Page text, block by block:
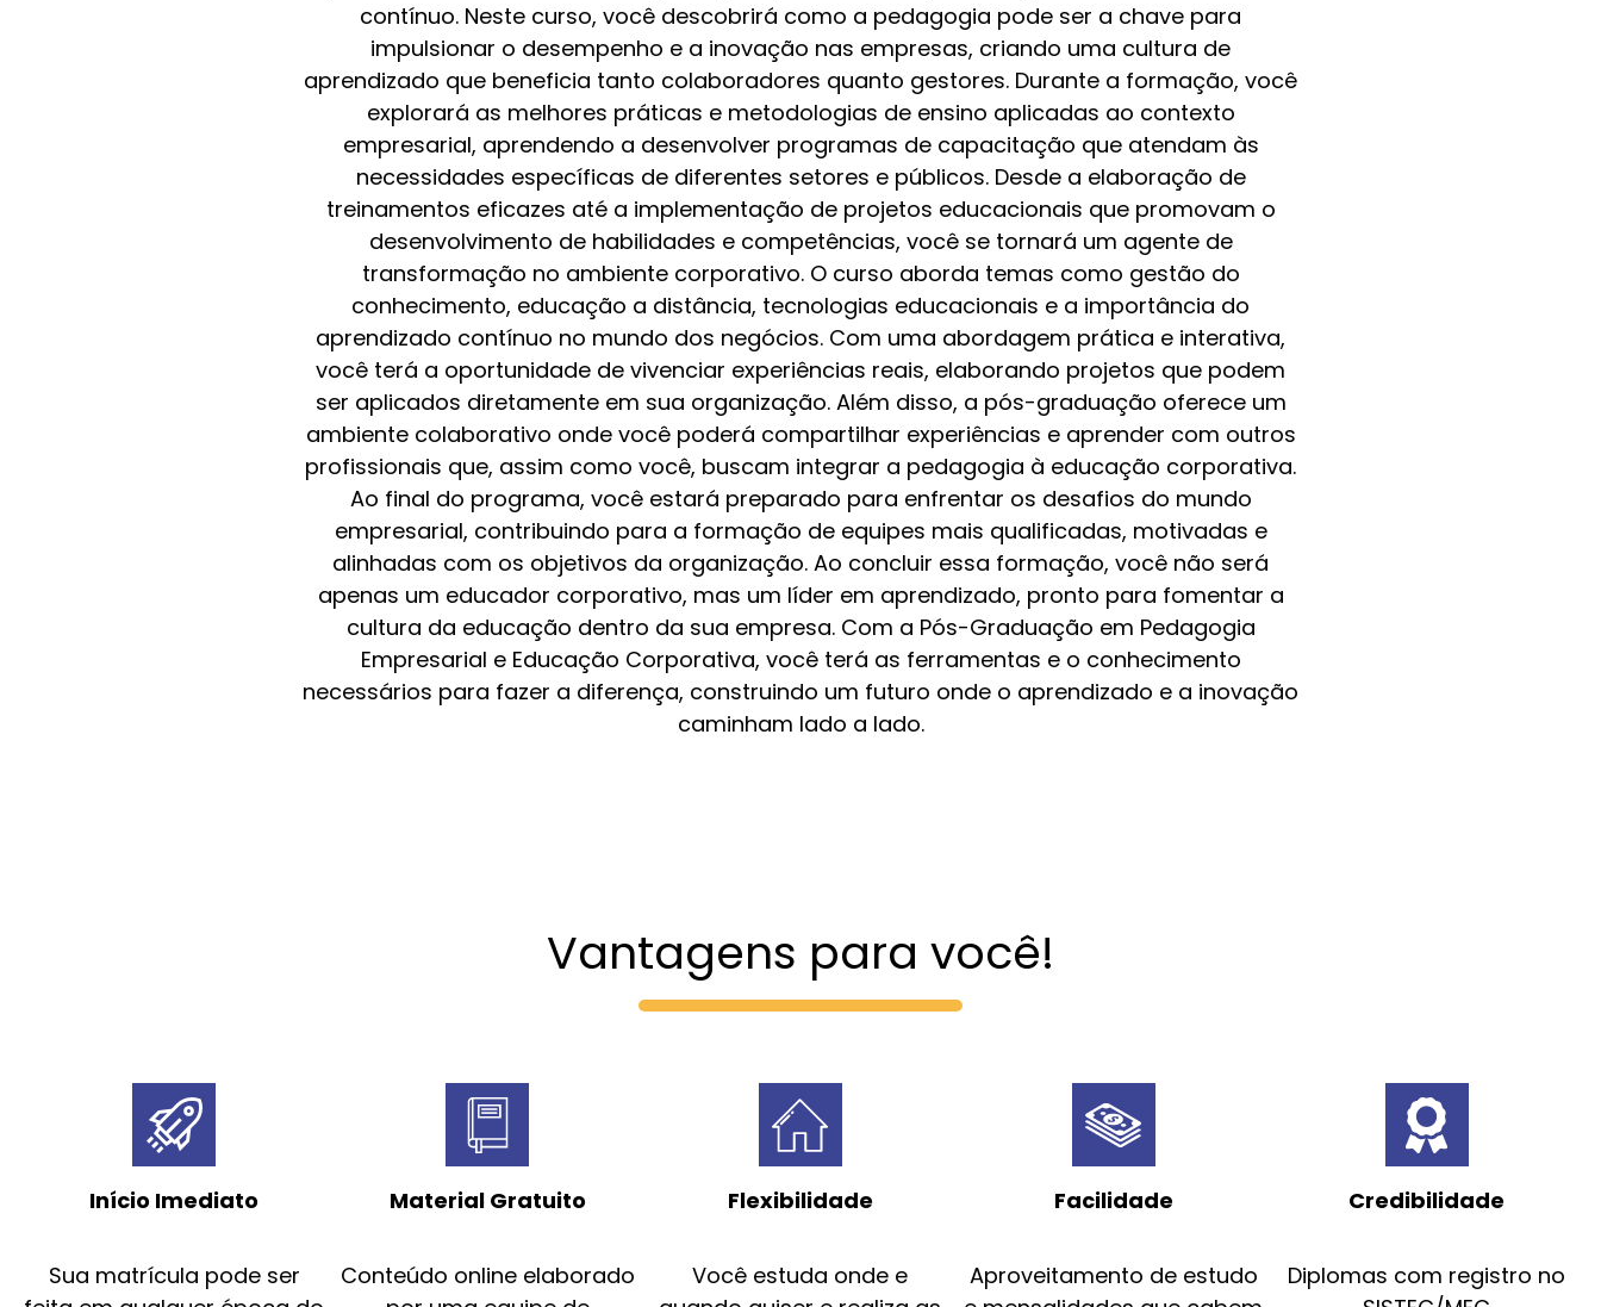
contínuo. Neste curso, você descobrirá como a pedagogia pode ser a chave para
impulsionar o desempenho e a inovação nas empresas, criando uma cultura de
aprendizado que beneficia tanto colaboradores quanto gestores. Durante a formação, você
explorará as melhores práticas e metodologias de ensino aplicadas ao contexto
empresarial, aprendendo a desenvolver programas de capacitação que atendam às
necessidades específicas de diferentes setores e públicos. Desde a elaboração de
treinamentos eficazes até a implementação de projetos educacionais que promovam o
desenvolvimento de habilidades e competências, você se tornará um agente de
transformação no ambiente corporativo. O curso aborda temas como gestão do
conhecimento, educação a distância, tecnologias educacionais e a importância do
aprendizado contínuo no mundo dos negócios. Com uma abordagem prática e interativa,
você terá a oportunidade de vivenciar experiências reais, elaborando projetos que podem
ser aplicados diretamente em sua organização. Além disso, a pós-graduação oferece um
ambiente colaborativo onde você poderá compartilhar experiências e aprender com outros
profissionais que, assim como você, buscam integrar a pedagogia à educação corporativa.
Ao final do programa, você estará preparado para enfrentar os desafios do mundo
empresarial, contribuindo para a formação de equipes mais qualificadas, motivadas e
alinhadas com os objetivos da organização. Ao concluir essa formação, você não será
apenas um educador corporativo, mas um líder em aprendizado, pronto para fomentar a
cultura da educação dentro da sua empresa. Com a Pós-Graduação em Pedagogia
Empresarial e Educação Corporativa, você terá as ferramentas e o conhecimento
necessários para fazer a diferença, construindo um futuro onde o aprendizado e a inovação
caminham lado a lado.
Vantagens para você!
Início Imediato
Sua matrícula pode ser
Material Gratuito
Conteúdo online elaborado
Flexibilidade
Você estuda onde e
Facilidade
Aproveitamento de estudo
Credibilidade
Diplomas com registro no